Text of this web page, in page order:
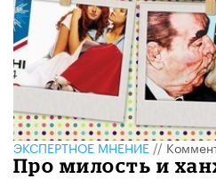
ЭКСПЕРТНОЕ МНЕНИЕ//
Про милость и